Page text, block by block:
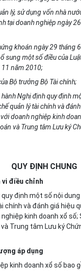
lý, sử dụng vốn nhà
tại doanh nghiệp ngày
khoán ngày 29 tháng
sung một số điều của
11 năm 2010;
Bộ trưởng Bộ Tài chính;
hành Nghị định quy định
quản lý tài chính và
doanh nghiệp kinh
và Trung tâm Lưu ký
QUY ĐỊNH CHUNG
vi điều chỉnh
quy định một số nội
chính và đánh giá hiệu
kinh doanh xổ số;
Trung tâm Lưu ký
áp dụng
kinh doanh xổ số bao